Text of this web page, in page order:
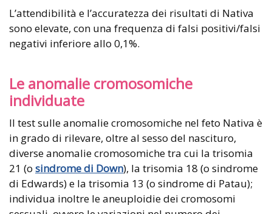
L’attendibilità e l’accuratezza dei risultati di Nativa
sono elevate, con una frequenza di falsi positivi/falsi
negativi inferiore allo 0,1%.
Le anomalie cromosomiche
individuate
Il test sulle anomalie cromosomiche nel feto Nativa è
in grado di rilevare, oltre al sesso del nascituro,
diverse anomalie cromosomiche tra cui la trisomia
21 (o sindrome di Down), la trisomia 18 (o sindrome
di Edwards) e la trisomia 13 (o sindrome di Patau);
individua inoltre le aneuploidie dei cromosomi